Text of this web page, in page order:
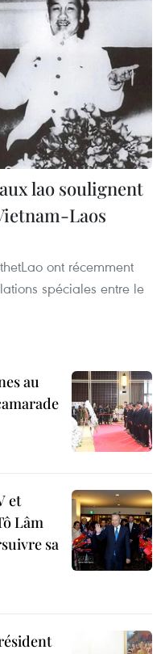
lao soulignent
Laos
ont récemment
spéciales entre le
au
et
Lâm
sa